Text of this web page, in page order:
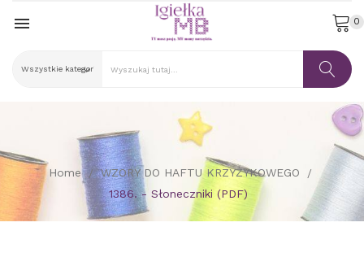
 0
Home
WZORY DO HAFTU KRZYŻYKOWEGO
1386. - Słoneczniki (PDF)